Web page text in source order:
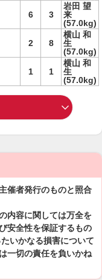
6 3
岩田 望
来
(57.0kg)
2 8
横山 和
生
(57.0kg)
1 1
横山 和
生
(57.0kg)
催者発行のものと照合
内容に関しては万全を
安全性を保証するもの
いかなる損害について
一切の責任を負いかね